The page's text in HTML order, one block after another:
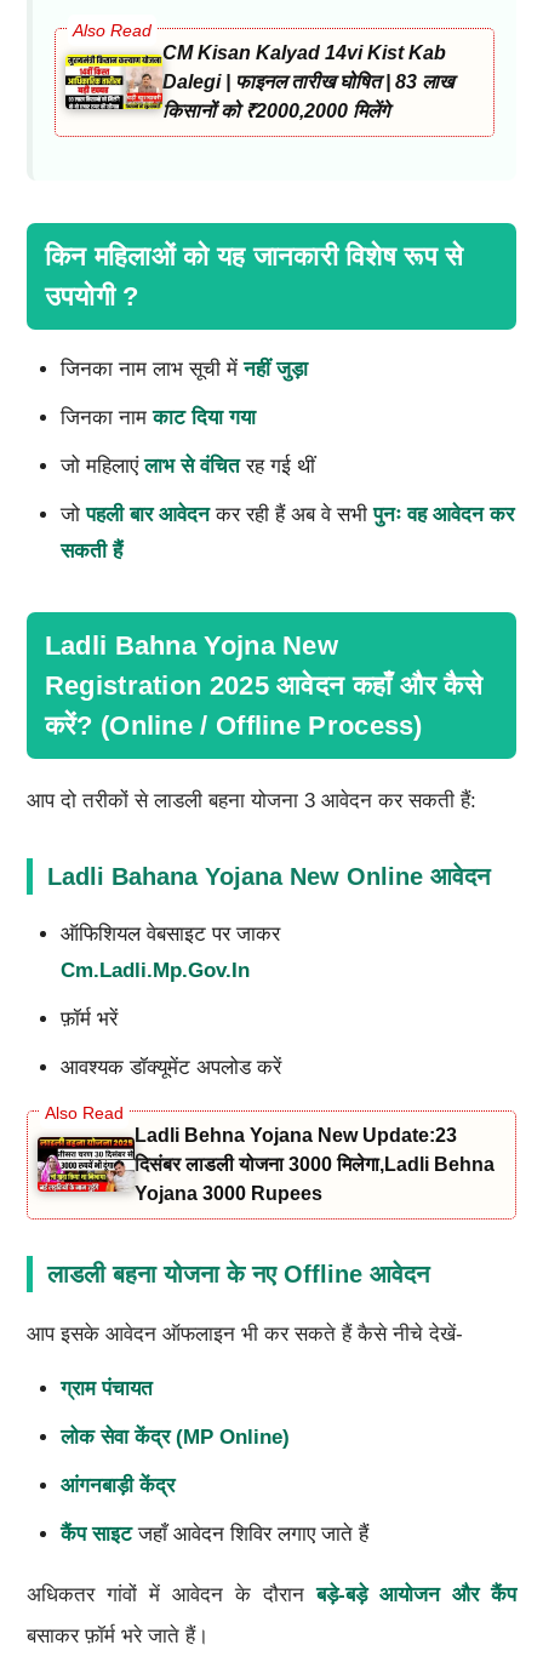
CM Kisan Kalyad 14vi Kist Kab
Dalegi | फाइनल तारीख घोषित | 83 लाख
किसानों को ₹2000,2000 मिलेंगे
किन महिलाओं को यह जानकारी विशेष रूप से
उपयोगी ?
जिनका नाम लाभ सूची मेंनहीं जुड़ा
जिनका नामकाट दिया गया
जो महिलाएंलाभ से वंचितरह गई थीं
जोपहली बार आवेदनकर रही हैं अब वे सभीपुनः वह आवेदन कर
सकती हैं
Ladli Bahna Yojna New
Registration 2025 आवेदन कहाँ और कैसे
करें? (Online / Offline Process)
आप दो तरीकों से लाडली बहना योजना 3 आवेदन कर सकती हैं:
Ladli Bahana Yojana New Online आवेदन
ऑफिशियल वेबसाइट पर जाकर
Cm.ladli.mp.gov.in
फ़ॉर्म भरें
आवश्यक डॉक्यूमेंट अपलोड करें
Ladli Behna Yojana New Update:23
दिसंबर लाडली योजना 3000 मिलेगा,ladli Behna
Yojana 3000 Rupees
लाडली बहना योजना के नए Offline आवेदन
आप इसके आवेदन ऑफलाइन भी कर सकते हैं कैसे नीचे देखें-
ग्राम पंचायत
लोक सेवा केंद्र (MP Online)
आंगनबाड़ी केंद्र
कैंप साइटजहाँ आवेदन शिविर लगाए जाते हैं
अधिकतर गांवों में आवेदन के दौरानबड़े-बड़े आयोजन और कैंप
बसाकर फ़ॉर्म भरे जाते हैं।